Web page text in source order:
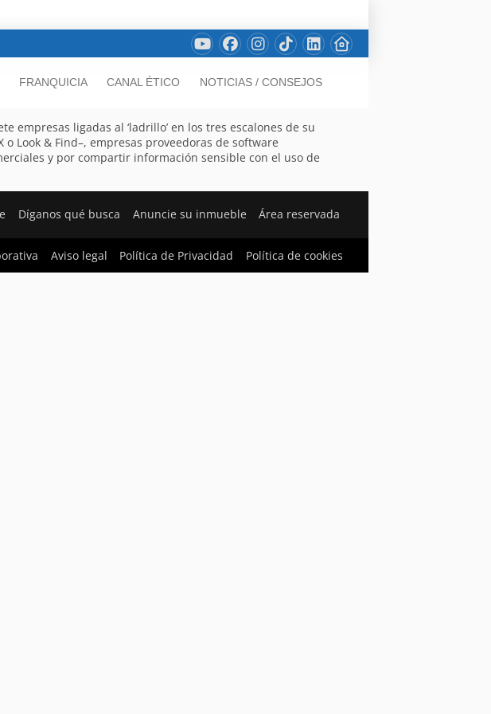
FRANQUICIA CANAL ÉTICO NOTICIAS / CONSEJOS
empresas ligadas al ‘ladrillo’ en los tres escalones de su
Look & Find–, empresas proveedoras de software
y por compartir información sensible con el uso de
Díganos qué busca Anuncie su inmueble Área reservada
Aviso legal Política de Privacidad Política de cookies